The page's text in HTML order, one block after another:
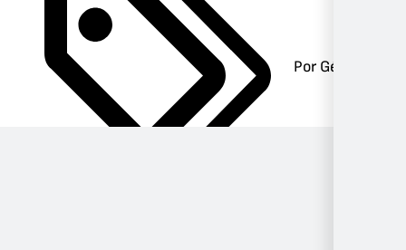
Por Género